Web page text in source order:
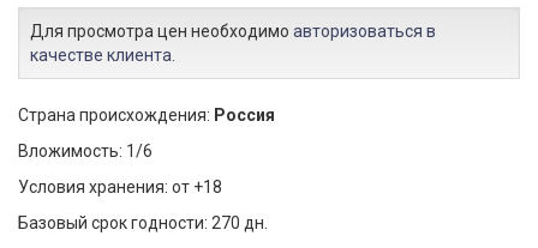
Для просмотра цен необходимо авторизоваться в
качестве клиента
Страна происхождения: Россия
Вложимость: 1/6
Условия хранения: от +18
Базовый срок годности: 270 дн.